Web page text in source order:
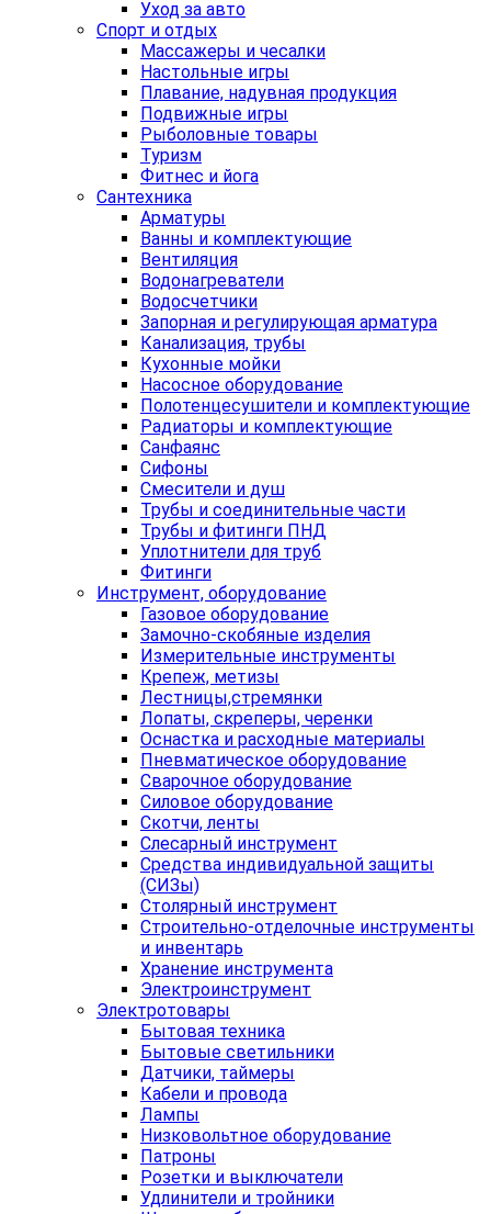
Уход за авто
Спорт и отдых
Массажеры и чесалки
Настольные игры
Плавание, надувная продукция
Подвижные игры
Рыболовные товары
Туризм
Фитнес и йога
Сантехника
Арматуры
Ванны и комплектующие
Вентиляция
Водонагреватели
Водосчетчики
Запорная и регулирующая арматура
Канализация, трубы
Кухонные мойки
Насосное оборудование
Полотенцесушители и комплектующие
Радиаторы и комплектующие
Санфаянс
Сифоны
Смесители и душ
Трубы и соединительные части
Трубы и фитинги ПНД
Уплотнители для труб
Фитинги
Инструмент, оборудование
Газовое оборудование
Замочно-скобяные изделия
Измерительные инструменты
Крепеж, метизы
Лестницы,стремянки
Лопаты, скреперы, черенки
Оснастка и расходные материалы
Пневматическое оборудование
Сварочное оборудование
Силовое оборудование
Скотчи, ленты
Слесарный инструмент
Средства индивидуальной защиты
(СИЗы)
Столярный инструмент
Строительно-отделочные инструменты
и инвентарь
Хранение инструмента
Электроинструмент
Электротовары
Бытовая техника
Бытовые светильники
Датчики, таймеры
Кабели и провода
Лампы
Низковольтное оборудование
Патроны
Розетки и выключатели
Удлинители и тройники